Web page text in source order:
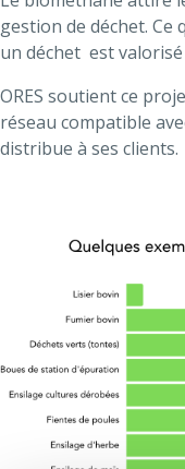
gestion de déchet.
un déchet est
ORES soutient ce
réseau compatible
distribue à ses clients.